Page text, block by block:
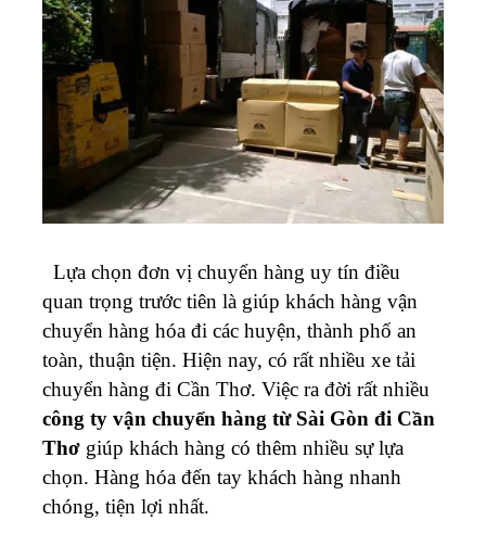
Lựa chọn đơn vị chuyển hàng uy tín điều
quan trọng trước tiên là giúp khách hàng vận
chuyển hàng hóa đi các huyện, thành phố an
toàn, thuận tiện. Hiện nay, có rất nhiều xe tải
chuyển hàng đi Cần Thơ. Việc ra đời rất nhiều
công ty vận chuyển hàng từ Sài Gòn đi Cần
Thơ giúp khách hàng có thêm nhiều sự lựa
chọn. Hàng hóa đến tay khách hàng nhanh
chóng, tiện lợi nhất.